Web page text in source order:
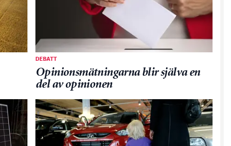
DEBATT
Opinionsmätningarna blir själva en
del av opinionen